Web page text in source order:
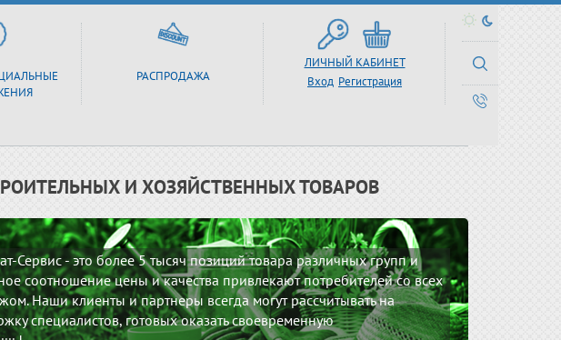
РАСПРОДАЖА
ЛИЧНЫЙ КАБИНЕТ
Вход Регистрация
И ХОЗЯЙСТВЕННЫХ ТОВАРОВ
Сервис - это более 5 тысяч позиций товара различных групп и
соотношение цены и качества привлекают потребителей со всех
Наши клиенты и партнеры всегда могут рассчитывать на
специалистов, готовых оказать своевременную